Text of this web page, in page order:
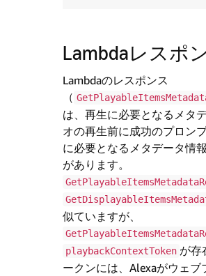
Lambdaレスポ
Lambdaのレスポンス
（
は、再生に必要となるメタ
オの再生前に成功のプロン
に必要となるメタデータ情
があります。
似ていますが、
playbackContextToken が存
ークンには、Alexaがウェ